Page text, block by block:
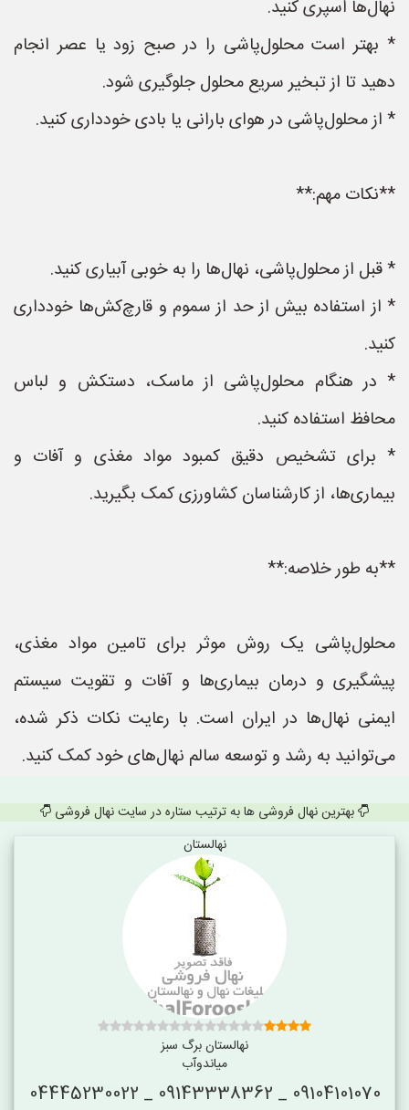
نهال‌ها اسپری کنید.
* بهتر است محلول‌پاشی را در صبح زود یا عصر انجام
دهید تا از تبخیر سریع محلول جلوگیری شود.
* از محلول‌پاشی در هوای بارانی یا بادی خودداری کنید.
**نکات مهم:**
* قبل از محلول‌پاشی، نهال‌ها را به خوبی آبیاری کنید.
* از استفاده بیش از حد از سموم و قارچ‌کش‌ها خودداری
کنید.
* در هنگام محلول‌پاشی از ماسک، دستکش و لباس
محافظ استفاده کنید.
* برای تشخیص دقیق کمبود مواد مغذی و آفات و
بیماری‌ها، از کارشناسان کشاورزی کمک بگیرید.
**به طور خلاصه:**
محلول‌پاشی یک روش موثر برای تامین مواد مغذی،
پیشگیری و درمان بیماری‌ها و آفات و تقویت سیستم
ایمنی نهال‌ها در ایران است. با رعایت نکات ذکر شده،
می‌توانید به رشد و توسعه سالم نهال‌های خود کمک کنید.
بهترین نهال فروشی ها به ترتیب ستاره در سایت نهال فروشی
نهالستان
نهالستان برگ سبز
میاندوآب
09104101070 _ 09143338362 _ 04445230022